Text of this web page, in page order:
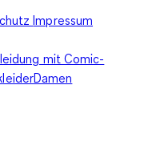
Impressum
mit Comic-
Damen